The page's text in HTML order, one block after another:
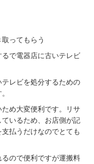
ってもらう
で電器店に古いテレビ
レビを処分するための
め大変便利です。リサ
いるため、お店側が記
払うだけなのでとても
ので便利ですが運搬料